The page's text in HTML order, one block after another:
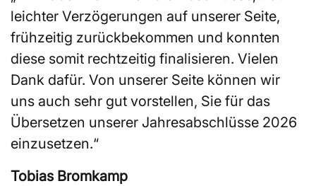
leichter Verzögerungen auf unserer Seite,
frühzeitig zurückbekommen und konnten
diese somit rechtzeitig finalisieren. Vielen
Dank dafür. Von unserer Seite können wir
uns auch sehr gut vorstellen, Sie für das
Übersetzen unserer Jahresabschlüsse 2026
einzusetzen.“
Tobias Bromkamp